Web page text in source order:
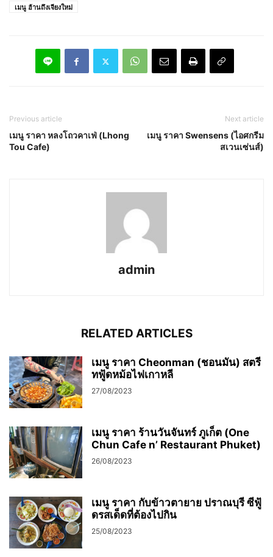
เมนู ฮ้านถึงเจียงใหม่
Previous article
เมนู ราคา หลงโถวคาเฟ่ (Lhong
Tou Cafe)
Next article
เมนู ราคา Swensens (ไอศกรีม
สเวนเซ่นส์)
admin
RELATED ARTICLES
เมนู ราคา Cheonman (ชอนมัน) สตรี
ทฟู้ดหม้อไฟเกาหลี
27/08/2023
เมนู ราคา ร้านวันจันทร์ ภูเก็ต (One
Chun Cafe n’ Restaurant Phuket)
26/08/2023
เมนู ราคา กับข้าวตายาย ปราณบุรี ซีฟู้
ดรสเด็ดที่ต้องไปกิน
25/08/2023